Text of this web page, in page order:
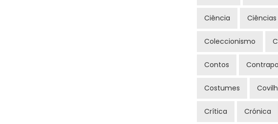
Ciência Ciências
Coleccionismo
Contos
Costumes
Crítica Crónica